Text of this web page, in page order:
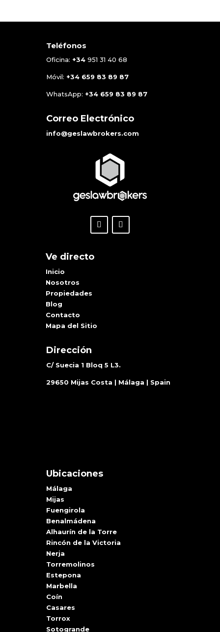
Teléfonos
Oficina: +34951 31 40 68
Móvil: +34 659 83 89 87
WhatsApp: +34 659 83 89 87
Correo Electrónico
info@geslawbrokers.com
Ve directo
Inicio
Nosotros
Propiedades
Blog
Contacto
Mapa del Sitio
Dirección
C/ Suecia 1 Bloq 5 L3.
29650 Mijas Costa | Málaga | Spain
Ubicaciones
Málaga
Mijas
Fuengirola
Benalmádena
Alhaurín de la Torre
Rincón de la Victoria
Nerja
Torremolinos
Estepona
Marbella
Coín
Casares
Torrox
Sotogrande